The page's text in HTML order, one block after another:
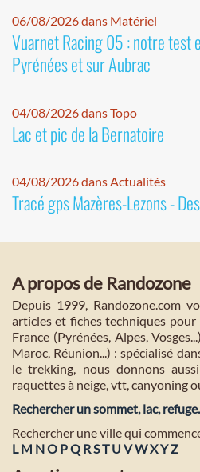
06/08/2026 dans Matériel
Vuarnet Racing 05 : notre test
Pyrénées et sur Aubrac
04/08/2026 dans Topo
Lac et pic de la Bernatoire
04/08/2026 dans Actualités
Tracé gps Mazères-Lezons -
A propos de Randozone
Depuis 1999, Randozone.com
articles et fiches techniques
France (Pyrénées, Alpes,
Maroc, Réunion...) : spécialisé
le trekking, nous donnons
raquettes à neige, vtt, canyoning
Rechercher un sommet, lac,
Rechercher une ville qui
L M NO PQ RST U VWXYZ